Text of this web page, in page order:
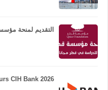
التقديم لمنحة
CIH Bank 2026